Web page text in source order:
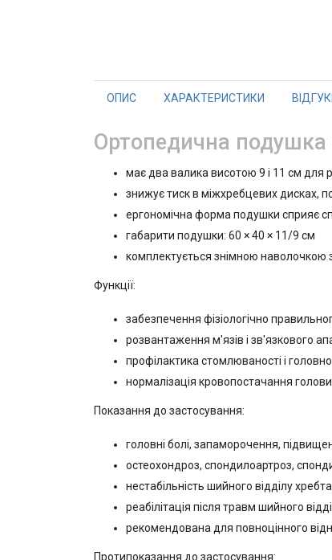
ОПИС ХАРАКТЕРИСТИКИ
Ортопедична подушка
має два валика висотою 9 і 11 см для
знижує тиск в міжхребцевих дисках,
ергономічна форма подушки сприяє
габарити подушки: 60 × 40 × 11/9 см
комплектується знімною наволочкою
Функції:
забезпечення фізіологічно
розвантаження м'язів і зв'язкового
профілактика стомлюваності і
нормалізація кровопостачання голови
Показання до застосування:
головні болі, запаморочення,
остеохондроз, спондилоартроз,
нестабільність шийного відділу хребта
реабілітація після травм шийного
рекомендована для повноцінного
Протипоказання до застосування: